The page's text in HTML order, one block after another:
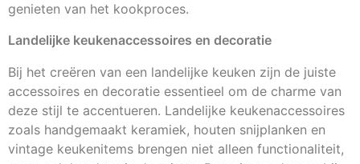
genieten van het kookproces.
Landelijke keukenaccessoires en decoratie
Bij het creëren van een landelijke keuken zijn de juiste
accessoires en decoratie essentieel om de charme van
deze stijl te accentueren. Landelijke keukenaccessoires
zoals handgemaakt keramiek, houten snijplanken en
vintage keukenitems brengen niet alleen functionaliteit,